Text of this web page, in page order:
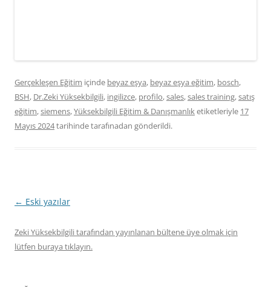
Gerçekleşen Eğitim içinde beyaz eşya, beyaz eşya eğitim, bosch,
BSH, Dr.Zeki Yüksekbilgili, ingilizce, profilo,sales,sales training,satış
eğitim,siemens,Yüksekbilgili Eğitim & Danışmanlıketiketleriyle 17
Mayıs 2024tarihindetarafınadan gönderildi.
Yazı
← Eski yazılar
Zeki Yüksekbilgili tarafından yayınlanan bültene üye olmak için
lütfen buraya tıklayın.